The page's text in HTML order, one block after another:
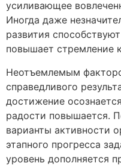
усиливающее
Иногда даже
развития
повышает стремление
Неотъемлемым
справедливого
достижение
радости повышается.
варианты активности
этапного прогресса
уровень дополняется